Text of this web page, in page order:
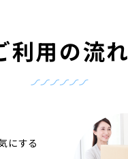
利用の流れ
にする